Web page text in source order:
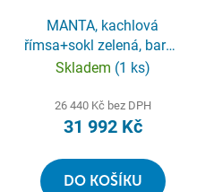
MANTA, kachlová
římsa+sokl zelená, barva
černá
Skladem (1 ks)
26 440 Kč bez DPH
31 992 Kč
DO KOŠÍKU